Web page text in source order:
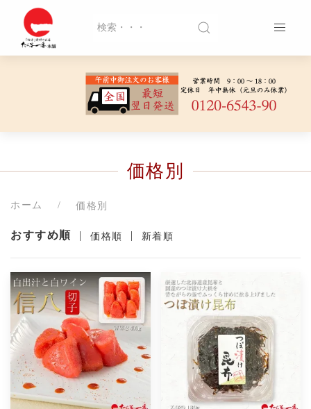
価格別
ホーム 価格別
おすすめ順 | 価格順 | 新着順